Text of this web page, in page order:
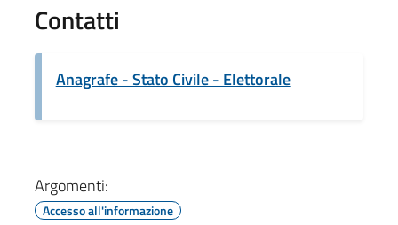
Contatti
Anagrafe - Stato Civile - Elettorale
Argomenti:
Accesso all'informazione